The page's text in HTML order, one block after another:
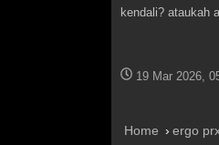
kendali? ataukah
19 Mar 2026,
Home ergo